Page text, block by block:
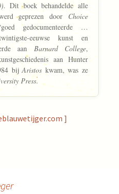
. Dit boek behandelde alle
geprezen door Choice
gedocumenteerde …
eeuwse kunst en
aan Barnard College,
aan Hunter
bijAristos kwam, was ze
Press.
]